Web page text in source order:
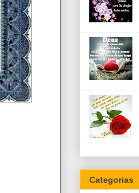
Categorias